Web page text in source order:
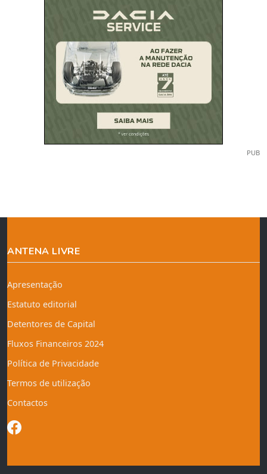
PUB
ANTENA LIVRE
Apresentação
Estatuto editorial
Detentores de Capital
Fluxos Financeiros 2024
Política de Privacidade
Termos de utilização
Contactos